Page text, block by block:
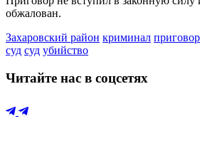
обжалован.
Захаровский район криминал приговор
суд суд убийство
Читайте нас в соцсетях